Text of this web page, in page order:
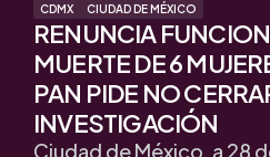
CDMX CIUDAD DE MÉXICO
RENUNCIA
MUERTE DE 6
PAN PIDE NO
INVESTIGACIÓN
Ciudad de México, a 28